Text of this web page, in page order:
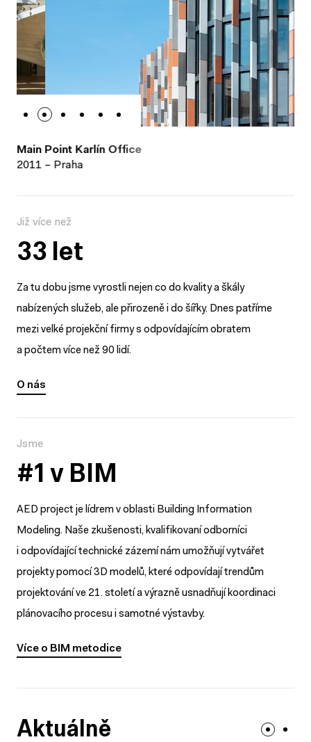
Main Point Karlín Office
2011 – Praha
Již více než
33 let
Za tu dobu jsme vyrostli nejen co do kvality a škály
nabízených služeb, ale přirozeně i do šířky. Dnes patříme
mezi velké projekční firmy s odpovídajícím obratem
a počtem více než 90 lidí.
O nás
O nás
Jsme
#1 v BIM
AED project je lídrem v oblasti Building Information
Modeling. Naše zkušenosti, kvalifikovaní odborníci
i odpovídající technické zázemí nám umožňují vytvářet
projekty pomocí 3D modelů, které odpovídají trendům
projektování ve 21. století a výrazně usnadňují koordinaci
plánovacího procesu i samotné výstavby.
Více o BIM metodice
Více o BIM metodice
Aktuálně